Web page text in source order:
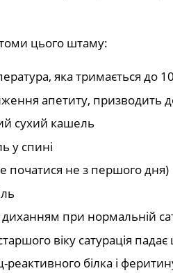
цього штаму:
яка тримається до
апетиту, призводить
сухий кашель
у спині
початися не з першого дня)
при нормальній
віку сатурація
реактивного білка і